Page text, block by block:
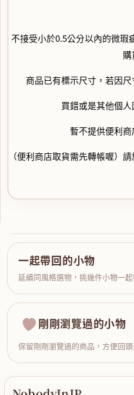
不接受小於0.5公分以內的微瑕
購
商品已有標示尺寸，若因
買錯或是其他個
暫不提供便利
（便利商店取貨需先轉帳喔）
一起帶回的小物
延續同風格選物，挑幾件小物一起
剛剛瀏覽過的小物
保留剛剛瀏覽過的商品，方便回頭